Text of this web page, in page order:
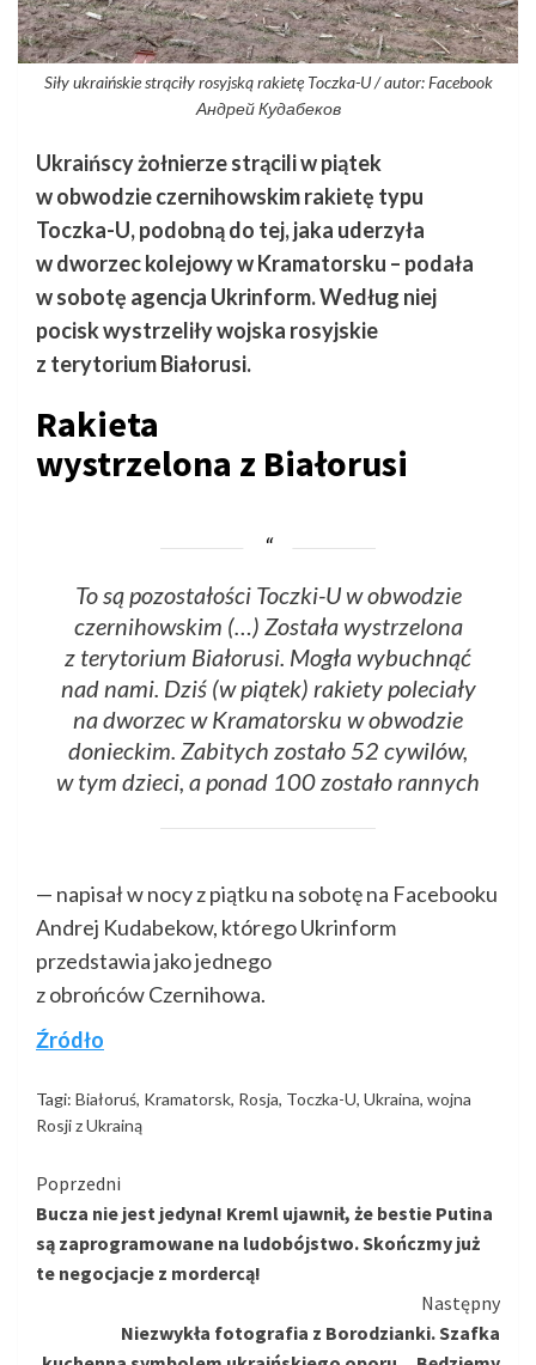
Siły ukraińskie strąciły rosyjską rakietę Toczka-U / autor: Facebook
Андрей Кудабеков
Ukraińscy żołnierze strącili w piątek
w obwodzie czernihowskim rakietę typu
Toczka-U, podobną do tej, jaka uderzyła
w dworzec kolejowy w Kramatorsku – podała
w sobotę agencja Ukrinform. Według niej
pocisk wystrzeliły wojska rosyjskie
z terytorium Białorusi.
Rakieta
wystrzelona z Białorusi
To są pozostałości Toczki-U w obwodzie
czernihowskim (…) Została wystrzelona
z terytorium Białorusi. Mogła wybuchnąć
nad nami. Dziś (w piątek) rakiety poleciały
na dworzec w Kramatorsku w obwodzie
donieckim. Zabitych zostało 52 cywilów,
w tym dzieci, a ponad 100 zostało rannych
— napisał w nocy z piątku na sobotę na Facebooku
Andrej Kudabekow, którego Ukrinform
przedstawia jako jednego
z obrońców Czernihowa.
Źródło
Tagi: Białoruś, Kramatorsk, Rosja, Toczka-U, Ukraina, wojna
Rosji z Ukrainą
Kontynuuj
czytanie
Poprzedni
Bucza nie jest jedyna! Kreml ujawnił, że bestie Putina
są zaprogramowane na ludobójstwo. Skończmy już
te negocjacje z mordercą!
Następny
Niezwykła fotografia z Borodzianki. Szafka